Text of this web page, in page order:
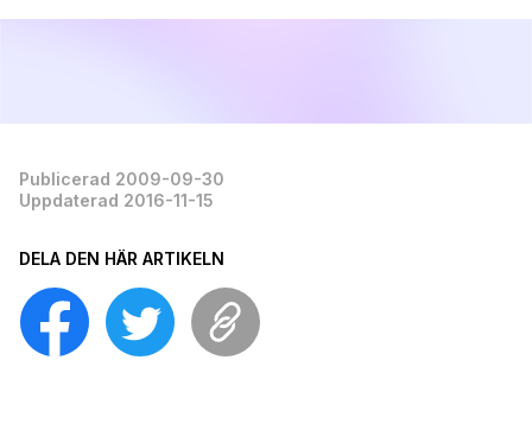
Publicerad 2009-09-30
Uppdaterad 2016-11-15
DELA DEN HÄR ARTIKELN